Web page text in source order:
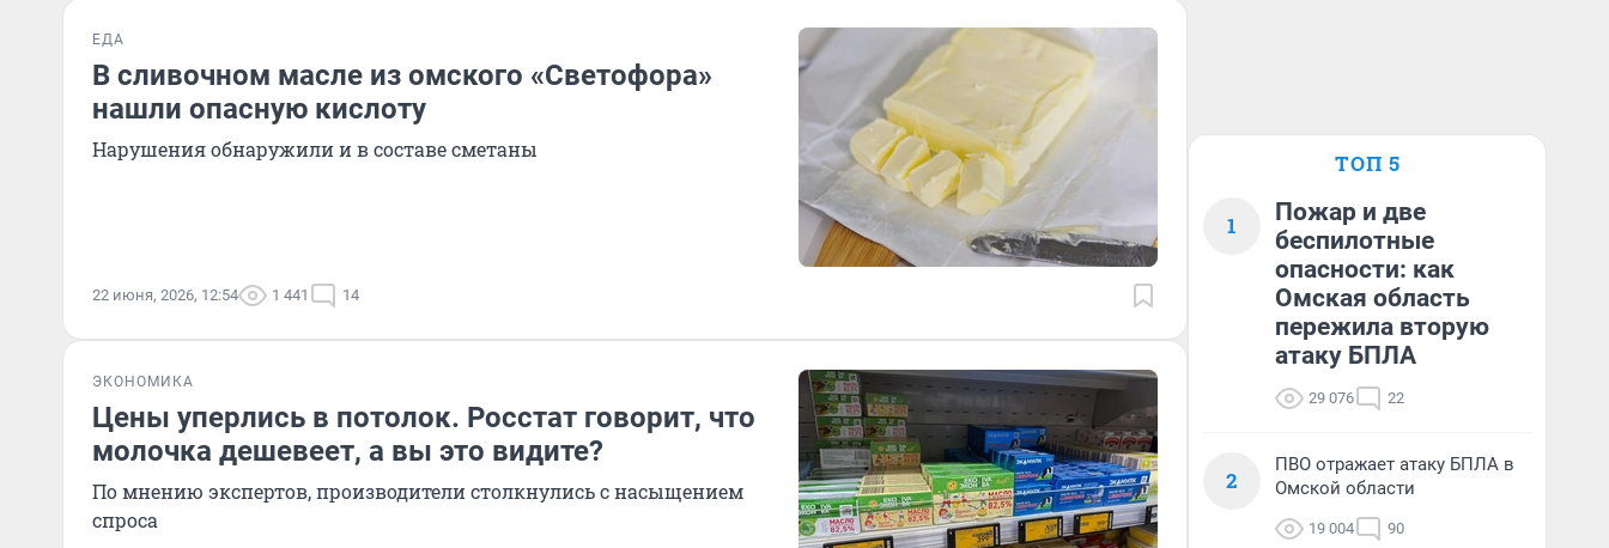
ЕДА
В сливочном масле из омского «Светофора»
нашли опасную кислоту
Нарушения обнаружили и в составе сметаны
22 июня, 2026, 12:54 1 441 14
ЭКОНОМИКА
Цены уперлись в потолок. Росстат говорит, что
молочка дешевеет, а вы это видите?
По мнению экспертов, производители столкнулись с насыщением
спроса
ТОП 5
1
Пожар и две
беспилотные
опасности: как
Омская область
пережила вторую
атаку БПЛА
29 076 22
2
ПВО отражает атаку БПЛА в
Омской области
19 004 90